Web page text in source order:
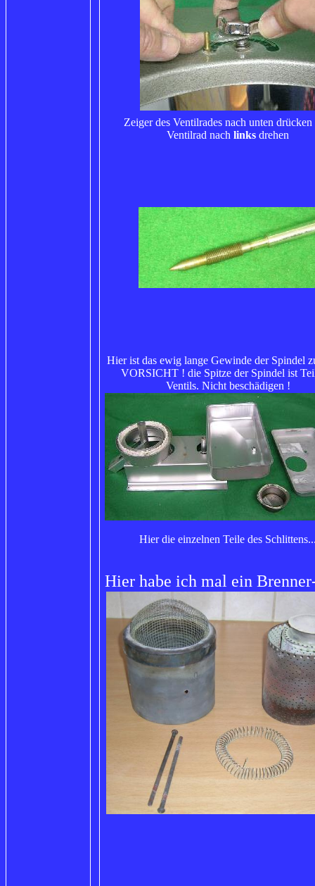
Zeiger des Ventilrades nach unten drücken
Ventilrad nach links drehen
Hier ist das ewig lange Gewinde der Spindel
VORSICHT ! die Spitze der Spindel ist
Ventils. Nicht beschädigen !
Hier die einzelnen Teile des
Hier habe ich mal ein